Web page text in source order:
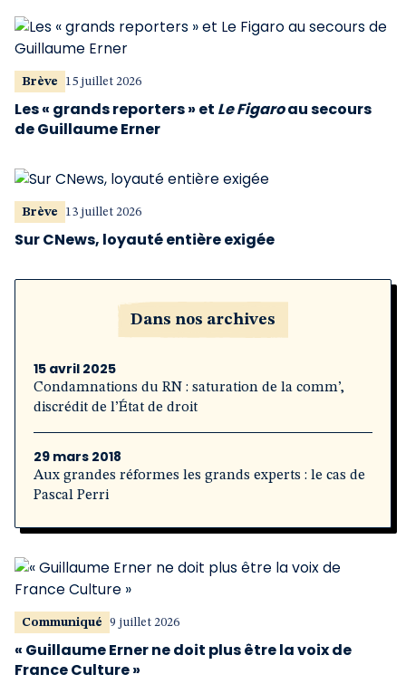
Brève 15 juillet 2026
Les « grands reporters » et Le Figaroau secours
de Guillaume Erner
Brève 13 juillet 2026
Sur CNews, loyauté entière exigée
Dans nos archives
15 avril 2025
Condamnations du RN : saturation de la comm’,
discrédit de l’État de droit
29 mars 2018
Aux grandes réformes les grands experts : le cas de
Pascal Perri
Communiqué 9 juillet 2026
« Guillaume Erner ne doit plus être la voix de
France Culture »